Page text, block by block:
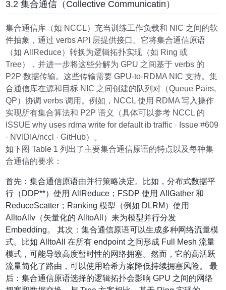
3.2 集合通信（Collective Communicatin）
集合通信库（如 NCCL）充当训练工作负载和 NIC 之间的软
件抽象，通过 verbs API 层提供接口。它将集合通信原语
（如 AllReduce）转换为逻辑拓扑实现（如 Ring 或
Tree），并进一步将这些分解为 GPU 之间基于 verbs 的
P2P 数据传输。这些传输需要 GPU-to-RDMA NIC 支持。集
合通信库在源和目标 NIC 之间创建的队列对（Queue Pairs,
QP）协调 verbs 调用。例如，NCCL 使用 RDMA 写入操作
实现所有集合算法和 P2P 语义（具体可以参考 NCCL 的
ISSUE why uses rdma write for default ib traffic · Issue #609
· NVIDIA/nccl · GitHub）。
如下图 Table 1 列出了主要集合通信原语的特点以及每种集
合通信的要求：
首先：集合通信原语由并行策略决定。比如，分布式数据平
行（DDP**）使用 AllReduce；FSDP 使用 AllGather 和
ReduceScatter；Ranking 模型（例如 DLRM）使用
AlltoAllv（矢量化的 AlltoAll）来为模型并行分发
Embedding。 其次：集合通信原语可以生成多种网络流量模
式。比如 AlltoAll 在所有 endpoint 之间形成 Full Mesh 流量
模式，可能导致高度暂时性的网络拥塞。然而，它的高活跃
流量简化了路由，可以使用哈希方案降低持续拥塞风险。 最
后：集合通信原语选择的逻辑拓扑会影响 GPU 之间的网络